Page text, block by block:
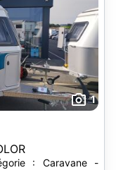
1
: Caravane -